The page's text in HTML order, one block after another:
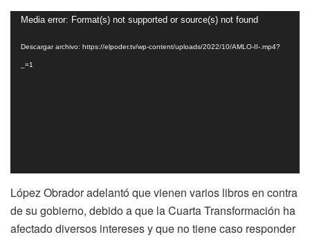
Reproductor
Media error: Format(s) not supported or source(s) not found
Descargar archivo: https://elpoder.tv/wp-content/uploads/2022/10/AMLO-II-.mp4?
_=1
López Obrador adelantó que vienen varios libros en contra
de su gobierno, debido a que la Cuarta Transformación ha
afectado diversos intereses y que no tiene caso responder